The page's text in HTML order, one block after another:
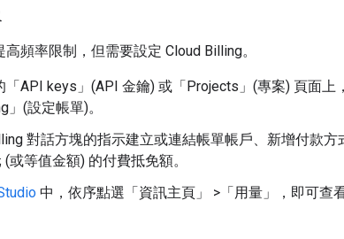
頻率限制，但需要設定 Cloud Billing。
「API keys」(API 金鑰) 或「Projects」(專案) 頁面上
」(設定帳單)。
對話方塊的指示建立或連結帳單帳戶、新增付款方
或等值金額) 的付費抵免額。
中，依序點選「資訊主頁」 >「用量」
，即可查